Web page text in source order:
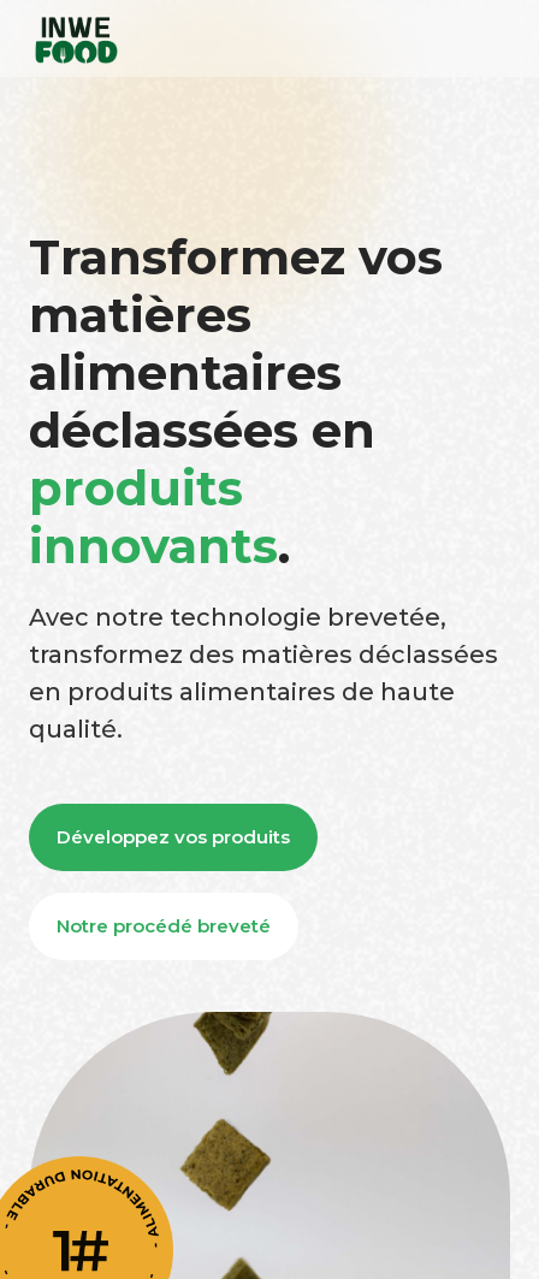
Transformez vos
matières
alimentaires
déclassées en
produits
innovants.
Avec notre technologie brevetée,
transformez des matières déclassées
en produits alimentaires de haute
qualité.
Développez vos produits
Notre procédé breveté